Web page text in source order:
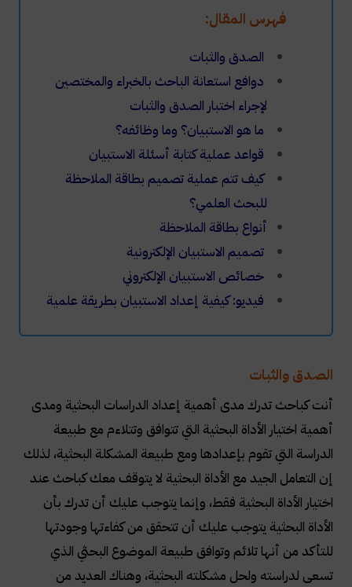
فهرس المقال:
الصدق والثبات
دوافع استعانة الباحث بالخبراء والمختصين
لإجراء اختبار الصدق والثبات
ما هو الاستبيان؟ وما وظائفه؟
قواعد عملية كتابة أسئلة الاستبيان
كيف تتم عملية تصميم بطاقة الملاحظة
للبحث العلمي؟
أنواع بطاقة الملاحظة
تصميم الاستبيان الإلكترونية
خصائص الاستبيان الإلكتروني
فيديو: كيفية إعداد الاستبيان بطريقة علمية
الصدق والثبات
أنت كباحث تدرك مدى أهمية إعداد الدراسات البحثية ومدى
أهمية اختيار الأداة البحثية التي تتوافق وتتلاءم مع طبيعة
الدراسة التي تقوم بإعدادها ومع طبيعة المشكلة البحثية، لذلك
إن التعامل الجيد مع الأداة البحثية لا يتوقف معك كباحث عند
اختيار الأداة البحثية فقط، وإنما يتوجب عليك أن تدرك بأن
الأداة البحثية يتوجب عليك أن تتحقق من كفاءتها وجودتها
للتأكد من أنها تلائم وتوافق طبيعة الموضوع البحثي الذي
تسعى لدراسته ولحل مشكلته البحثية، وهناك العديد من